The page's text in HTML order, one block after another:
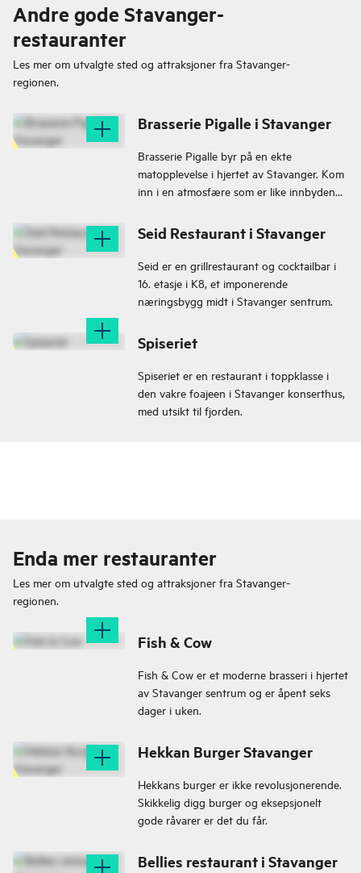
Andre gode Stavanger-
restauranter
Les mer om utvalgte sted og attraksjoner fra Stavanger-
regionen.
Brasserie Pigalle i Stavanger
Brasserie Pigalle byr på en ekte
matopplevelse i hjertet av Stavanger. Kom
inn i en atmosfære som er like innbydende
Seid Restaurant i Stavanger
Seid er en grillrestaurant og cocktailbar i
16. etasje i K8, et imponerende
næringsbygg midt i Stavanger sentrum.
Spiseriet
Spiseriet er en restaurant i toppklasse i
den vakre foajeen i Stavanger konserthus,
med utsikt til fjorden.
Enda mer restauranter
Les mer om utvalgte sted og attraksjoner fra Stavanger-
regionen.
Fish & Cow
Fish & Cow er et moderne brasseri i hjertet
av Stavanger sentrum og er åpent seks
dager i uken.
Hekkan Burger Stavanger
Hekkans burger er ikke revolusjonerende.
Skikkelig digg burger og eksepsjonelt
gode råvarer er det du får.
Bellies restaurant i Stavanger